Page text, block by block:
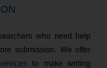
who need help
submission. We offer
to make writing